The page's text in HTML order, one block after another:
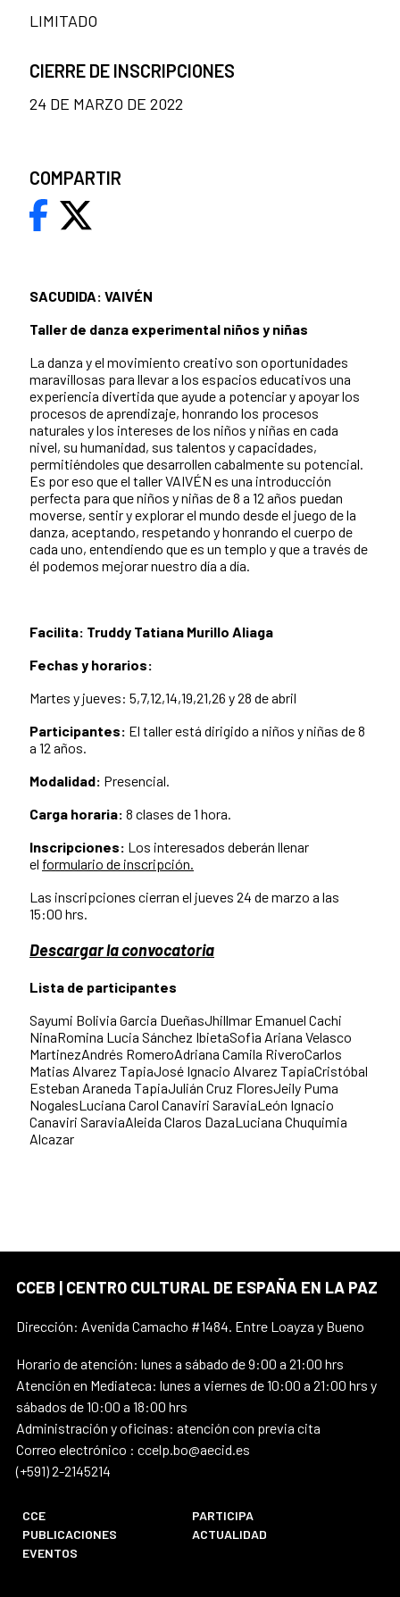
SACUDIDA: VAIVÉN
Taller de danza experimental niños y niñas
La danza y el movimiento creativo son oportunidades
maravillosas para llevar a los espacios educativos una
experiencia divertida que ayude a potenciar y apoyar los
procesos de aprendizaje, honrando los procesos
naturales y los intereses de los niños y niñas en cada
nivel, su humanidad, sus talentos y capacidades,
permitiéndoles que desarrollen cabalmente su potencial.
Es por eso que el taller VAIVÉN es una introducción
perfecta para que niños y niñas de 8 a 12 años puedan
moverse, sentir y explorar el mundo desde el juego de la
danza, aceptando, respetando y honrando el cuerpo de
cada uno, entendiendo que es un templo y que a través de
él podemos mejorar nuestro día a día.
Facilita: Truddy Tatiana Murillo Aliaga
Fechas y horarios:
Martes y jueves: 5,7,12,14,19,21,26 y 28 de abril
Participantes: El taller está dirigido a niños y niñas de 8
a 12 años.
Modalidad: Presencial.
Carga horaria: 8 clases de 1 hora.
Inscripciones: Los interesados deberán llenar
el formulario de inscripción.
Las inscripciones cierran el jueves 24 de marzo a las
15:00 hrs.
Descargar la convocatoria
Lista de participantes
Sayumi Bolivia Garcia DueñasJhillmar Emanuel Cachi
NinaRomina Lucia Sánchez IbietaSofia Ariana Velasco
MartinezAndrés RomeroAdriana Camila RiveroCarlos
Matias Alvarez TapiaJosé Ignacio Alvarez TapiaCristóbal
Esteban Araneda TapiaJulián Cruz FloresJeily Puma
NogalesLuciana Carol Canaviri SaraviaLeón Ignacio
Canaviri SaraviaAleida Claros DazaLuciana Chuquimia
Alcazar
LIMITADO
CIERRE DE INSCRIPCIONES
24 DE MARZO DE 2022
COMPARTIR
CCEB | CENTRO CULTURAL DE ESPAÑA EN LA PAZ
Dirección: Avenida Camacho #1484. Entre Loayza y Bueno
Horario de atención: lunes a sábado de 9:00 a 21:00 hrs
Atención en Mediateca: lunes a viernes de 10:00 a 21:00 hrs y
sábados de 10:00 a 18:00 hrs
Administración y oficinas: atención con previa cita
Correo electrónico : ccelp.bo@aecid.es
(+591) 2-2145214
CCE
PARTICIPA
PUBLICACIONES
ACTUALIDAD
EVENTOS